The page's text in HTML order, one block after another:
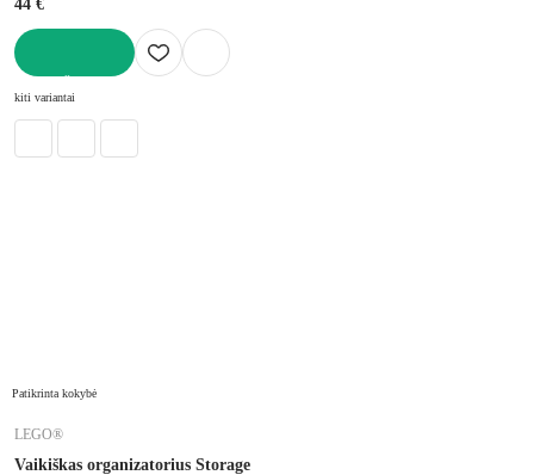
44 €
kiti variantai
Patikrinta kokybė
LEGO®
Vaikiškas organizatorius Storage